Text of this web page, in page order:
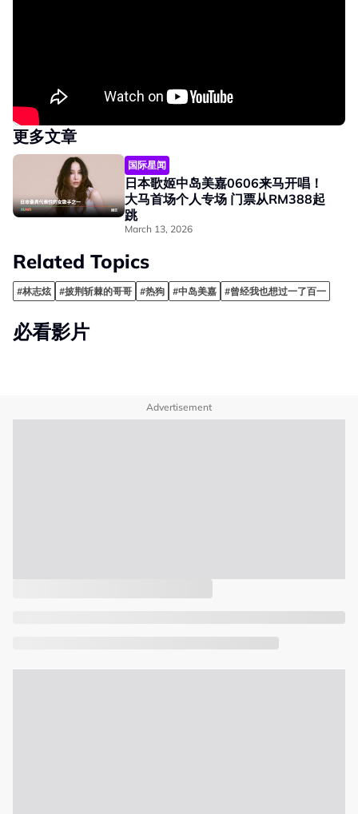
更多文章
国际星闻
日本歌姬中岛美嘉0606来马开唱！
大马首场个人专场 门票从RM388起
跳
March 13, 2026
Related Topics
#林志炫 #披荆斩棘的哥哥 #热狗 #中岛美嘉 #曾经我也想过一了百一
必看影片
Advertisement